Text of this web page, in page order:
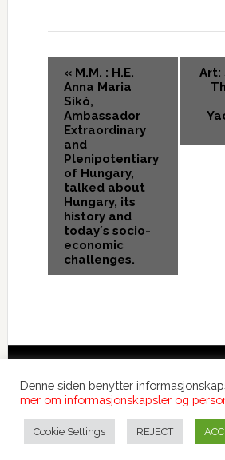
«M.M. : H.E.
Anna Maria
Sikó,
Ambassador
Extraordinary
and
Plenipotentiary
of Hungary,
talked about
Hungary, its
history and
today´s socio-
economic
challenges.
Art:
Devant
Denne siden benytter
mer om informasjonskapsler og
Denne siden benytter
mer om informasjonskapsler og
Cookie Settings REJECT